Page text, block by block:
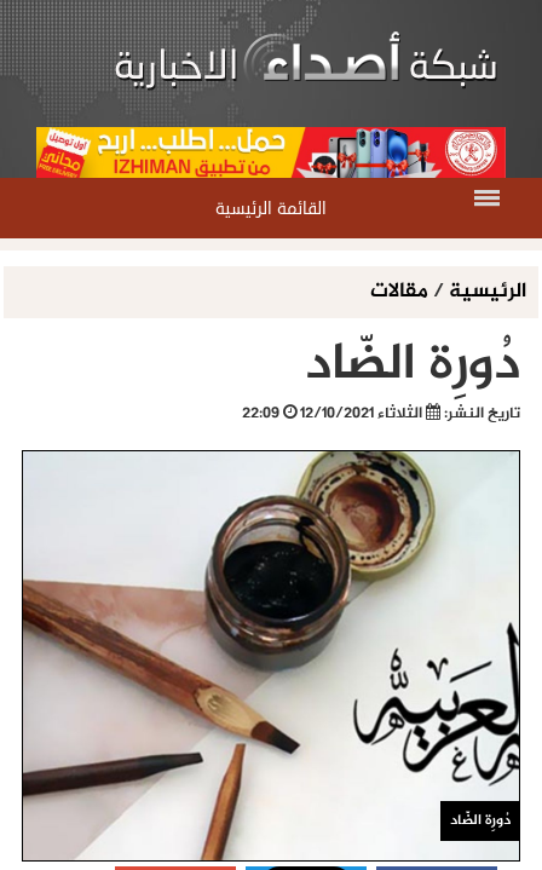
القائمة الرئيسية
الرئيسية/ مقالات
دُورِة الضّاد
تاريخ النشر: الثلاثاء 12/10/2021
دُورِة الضّاد